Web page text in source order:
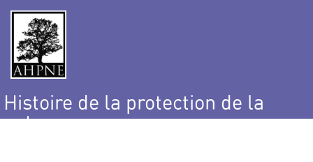
Histoire de la protection de la
nature